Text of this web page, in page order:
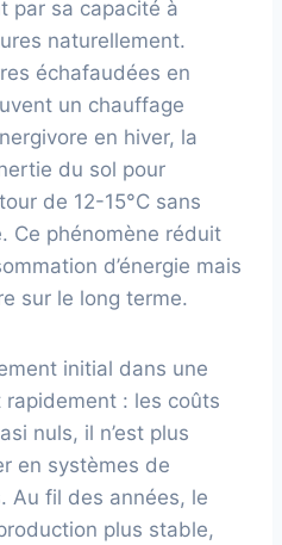
par sa capacité à
naturellement.
échafaudées en
un chauffage
en hiver, la
du sol pour
de 12-15°C sans
Ce phénomène réduit
d’énergie mais
sur le long terme.
initial dans une
rapidement : les coûts
nuls, il n’est plus
en systèmes de
Au fil des années, le
plus stable,